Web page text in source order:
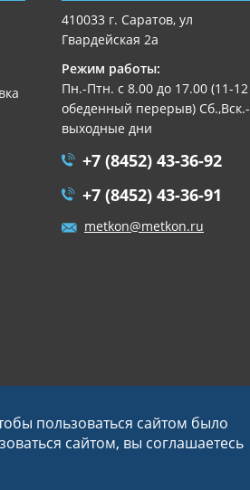
410033 г. Саратов, ул
Гвардейская 2а
Режим работы:
Пн.-Птн. с 8.00 до 17.00 (11-12
обеденный перерыв) Сб.,Вск.-
выходные дни
+7 (8452) 43-36-92
+7 (8452) 43-36-91
metkon@metkon.ru
пользоваться сайтом было
сайтом, вы соглашаетесь